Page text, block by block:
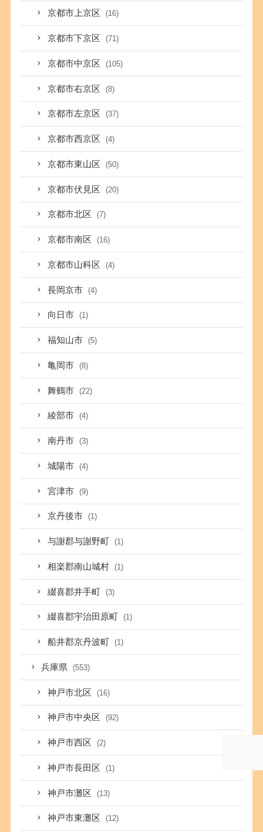
京都市上京区 (16)
京都市下京区 (71)
京都市中京区 (105)
京都市右京区 (8)
京都市左京区 (37)
京都市西京区 (4)
京都市東山区 (50)
京都市伏見区 (20)
京都市北区 (7)
京都市南区 (16)
京都市山科区 (4)
長岡京市 (4)
向日市 (1)
福知山市 (5)
亀岡市 (8)
舞鶴市 (22)
綾部市 (4)
南丹市 (3)
城陽市 (4)
宮津市 (9)
京丹後市 (1)
与謝郡与謝野町 (1)
相楽郡南山城村 (1)
綴喜郡井手町 (3)
綴喜郡宇治田原町 (1)
船井郡京丹波町 (1)
兵庫県 (553)
神戸市北区 (16)
神戸市中央区 (92)
神戸市西区 (2)
神戸市長田区 (1)
神戸市灘区 (13)
神戸市東灘区 (12)